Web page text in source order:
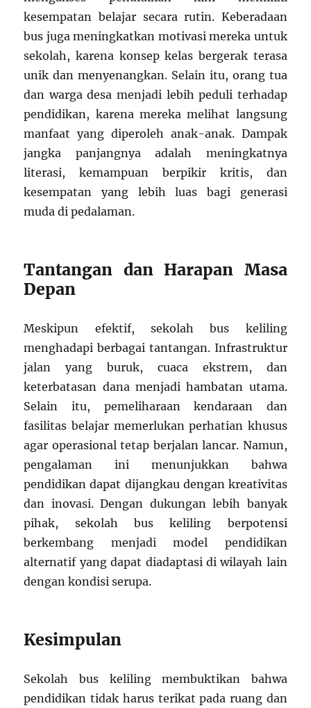
kesempatan belajar secara rutin. Keberadaan
bus juga meningkatkan motivasi mereka untuk
sekolah, karena konsep kelas bergerak terasa
unik dan menyenangkan. Selain itu, orang tua
dan warga desa menjadi lebih peduli terhadap
pendidikan, karena mereka melihat langsung
manfaat yang diperoleh anak-anak. Dampak
jangka panjangnya adalah meningkatnya
literasi, kemampuan berpikir kritis, dan
kesempatan yang lebih luas bagi generasi
muda di pedalaman.
Tantangan dan Harapan Masa
Depan
Meskipun efektif, sekolah bus keliling
menghadapi berbagai tantangan. Infrastruktur
jalan yang buruk, cuaca ekstrem, dan
keterbatasan dana menjadi hambatan utama.
Selain itu, pemeliharaan kendaraan dan
fasilitas belajar memerlukan perhatian khusus
agar operasional tetap berjalan lancar. Namun,
pengalaman ini menunjukkan bahwa
pendidikan dapat dijangkau dengan kreativitas
dan inovasi. Dengan dukungan lebih banyak
pihak, sekolah bus keliling berpotensi
berkembang menjadi model pendidikan
alternatif yang dapat diadaptasi di wilayah lain
dengan kondisi serupa.
Kesimpulan
Sekolah bus keliling membuktikan bahwa
pendidikan tidak harus terikat pada ruang dan